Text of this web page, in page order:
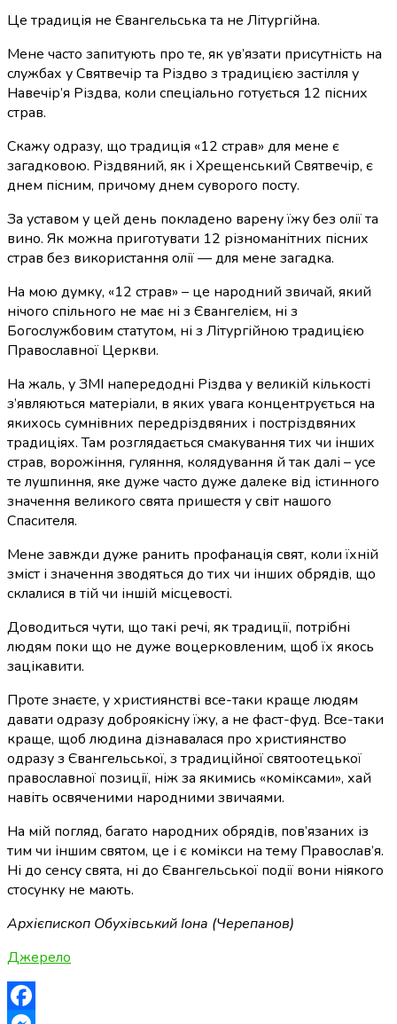
Це традиція не Євангельська та не Літургійна.
Мене часто запитують про те, як ув’язати присутність на
службах у Святвечір та Різдво з традицією застілля у
Навечір’я Різдва, коли спеціально готується 12 пісних
страв.
Скажу одразу, що традиція «12 страв» для мене є
загадковою. Різдвяний, як і Хрещенський Святвечір, є
днем ​​пісним, причому днем ​​суворого посту.
За уставом у цей день покладено варену їжу без олії та
вино. Як можна приготувати 12 різноманітних пісних
страв без використання олії — для мене загадка.
На мою думку, «12 страв» – це народний звичай, який
нічого спільного не має ні з Євангелієм, ні з
Богослужбовим статутом, ні з Літургійною традицією
Православної Церкви.
На жаль, у ЗМІ напередодні Різдва у великій кількості
з’являються матеріали, в яких увага концентрується на
якихось сумнівних передріздвяних і постріздвяних
традиціях. Там розглядається смакування тих чи інших
страв, ворожіння, гуляння, колядування й так далі – усе
те лушпиння, яке дуже часто дуже далеке від істинного
значення великого свята пришестя у світ нашого
Спасителя.
Мене завжди дуже ранить профанація свят, коли їхній
зміст і значення зводяться до тих чи інших обрядів, що
склалися в тій чи іншій місцевості.
Доводиться чути, що такі речі, як традиції, потрібні
людям поки що не дуже воцерковленим, щоб їх якось
зацікавити.
Проте знаєте, у християнстві все-таки краще людям
давати одразу доброякісну їжу, а не фаст-фуд. Все-таки
краще, щоб людина дізнавалася про християнство
одразу з Євангельської, з традиційної святоотецької
православної позиції, ніж за якимись «коміксами», хай
навіть освяченими народними звичаями.
На мій погляд, багато народних обрядів, пов’язаних із
тим чи іншим святом, це і є комікси на тему Православ’я.
Ні до сенсу свята, ні до Євангельської події вони ніякого
стосунку не мають.
Архієпископ Обухівський Іона (Черепанов)
Джерело